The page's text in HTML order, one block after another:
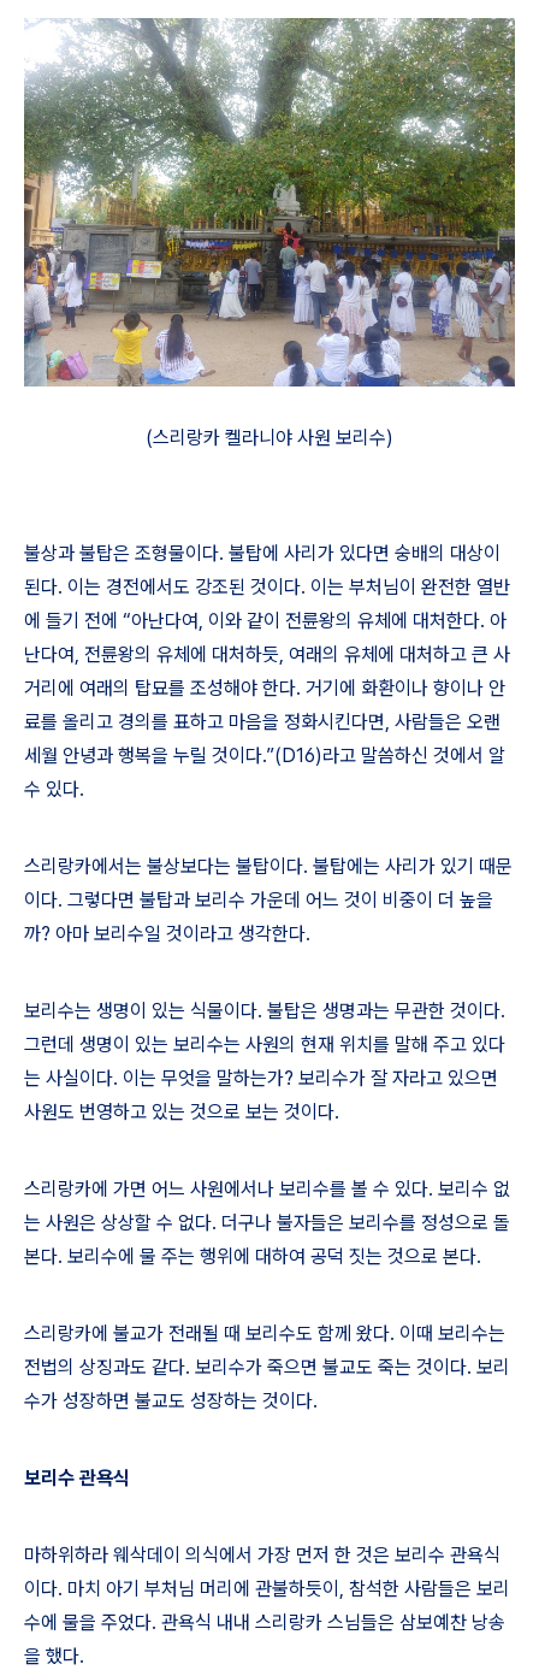
(스리랑카 켈라니야 사원 보리수)
불상과 불탑은 조형물이다. 불탑에 사리가 있다면 숭배의 대상이
된다. 이는 경전에서도 강조된 것이다. 이는 부처님이 완전한 열반
에 들기 전에 “아난다여, 이와 같이 전륜왕의 유체에 대처한다. 아
난다여, 전륜왕의 유체에 대처하듯, 여래의 유체에 대처하고 큰 사
거리에 여래의 탑묘를 조성해야 한다. 거기에 화환이나 향이나 안
료를 올리고 경의를 표하고 마음을 정화시킨다면, 사람들은 오랜
세월 안녕과 행복을 누릴 것이다.”(D16)라고 말씀하신 것에서 알
수 있다.
스리랑카에서는 불상보다는 불탑이다. 불탑에는 사리가 있기 때문
이다. 그렇다면 불탑과 보리수 가운데 어느 것이 비중이 더 높을
까? 아마 보리수일 것이라고 생각한다.
보리수는 생명이 있는 식물이다. 불탑은 생명과는 무관한 것이다.
그런데 생명이 있는 보리수는 사원의 현재 위치를 말해 주고 있다
는 사실이다. 이는 무엇을 말하는가? 보리수가 잘 자라고 있으면
사원도 번영하고 있는 것으로 보는 것이다.
스리랑카에 가면 어느 사원에서나 보리수를 볼 수 있다. 보리수 없
는 사원은 상상할 수 없다. 더구나 불자들은 보리수를 정성으로 돌
본다. 보리수에 물 주는 행위에 대하여 공덕 짓는 것으로 본다.
스리랑카에 불교가 전래될 때 보리수도 함께 왔다. 이때 보리수는
전법의 상징과도 같다. 보리수가 죽으면 불교도 죽는 것이다. 보리
수가 성장하면 불교도 성장하는 것이다.
보리수 관욕식
마하위하라 웨삭데이 의식에서 가장 먼저 한 것은 보리수 관욕식
이다. 마치 아기 부처님 머리에 관불하듯이 , 참석한 사람들은 보리
수에 물을 주었다. 관욕식 내내 스리랑카 스님들은 삼보예찬 낭송
을 했다.